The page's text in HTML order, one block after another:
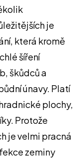
je
která kromě
šíření
škůdců a
únavy. Platí
plochy,
Protože
je velmi pracná
zeminy